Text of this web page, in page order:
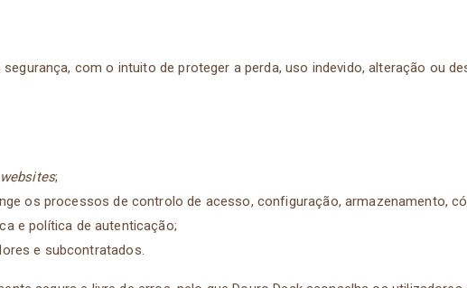
com o intuito de proteger a perda, uso indevido, alteração ou
websites;
os processos de controlo de acesso, configuração, armazenamento,
e política de autenticação;
e subcontratados.